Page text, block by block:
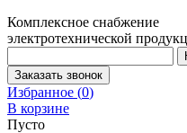
Комплексное снабжение
электротехнической
Избранное (0)
В корзине
Пусто